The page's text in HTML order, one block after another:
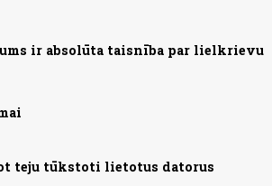
ir absolūta taisnība par lielkrievu
teju tūkstoti lietotus datorus